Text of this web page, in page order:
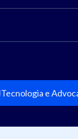
Tecnologia e